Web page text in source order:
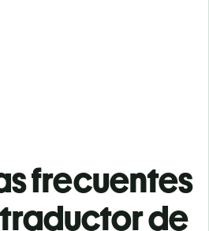
frecuentes
de